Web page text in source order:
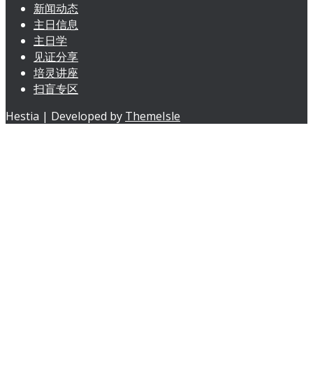
新闻动态
主日信息
主日学
见证分享
培灵讲座
扫盲专区
Hestia | Developed by ThemeIsle